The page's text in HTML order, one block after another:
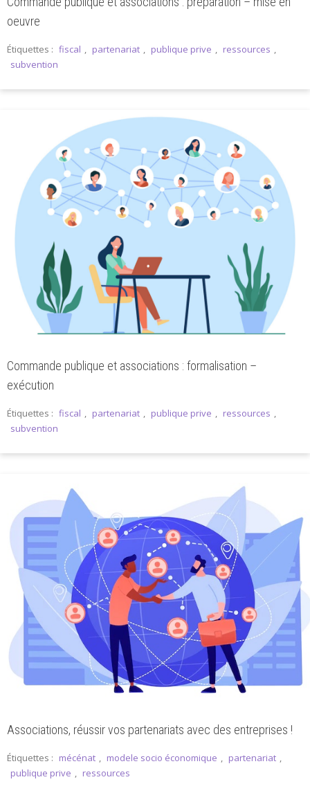
oeuvre
Étiquettes : fiscal , partenariat , publique prive , ressources ,
subvention
Commande publique et associations : formalisation –
exécution
Étiquettes : fiscal , partenariat , publique prive , ressources ,
subvention
Associations, réussir vos partenariats avec des entreprises !
Étiquettes : mécénat , modele socio économique , partenariat ,
publique prive , ressources